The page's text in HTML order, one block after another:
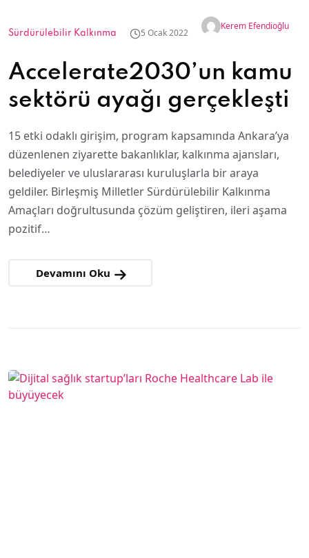
Sürdürülebilir Kalkınma 5 Ocak 2022
Kerem Efendioğlu
Accelerate2030’un kamu
sektörü ayağı gerçekleşti
15 etki odaklı girişim, program kapsamında Ankara’ya
düzenlenen ziyarette bakanlıklar, kalkınma ajansları,
belediyeler ve uluslararası kuruluşlarla bir araya
geldiler. Birleşmiş Milletler Sürdürülebilir Kalkınma
Amaçları doğrultusunda çözüm geliştiren, ileri aşama
pozitif…
Devamını Oku